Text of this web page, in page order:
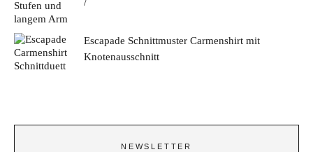
Escapade Schnittmuster Carmenshirt mit
Knotenausschnitt
NEWSLETTER